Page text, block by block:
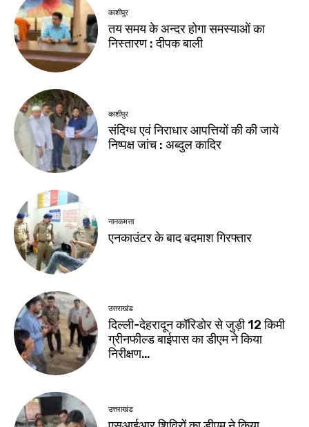
काशीपुर
तय समय के अन्दर होगा समस्याओं का
निस्तारण : दीपक बाली
काशीपुर
संदिग्ध एवं निराधार आपत्तियों की की जाये
निष्पक्ष जांच : अब्दुल कादिर
नानकमत्ता
एनकाउंटर के बाद बदमाश गिरफ्तार
उत्तराखंड
दिल्ली-देहरादून कॉरिडोर से जुड़ी 12 किमी
ग्रीनफील्ड बाईपास का डीएम ने किया
निरीक्षण…
उत्तराखंड